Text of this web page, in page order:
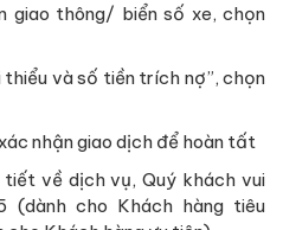
giao thông/ biển số xe, chọn
và số tiền trích nợ”, chọn
nhận giao dịch để hoàn tất
về dịch vụ, Quý khách vui
(dành cho Khách hàng tiêu